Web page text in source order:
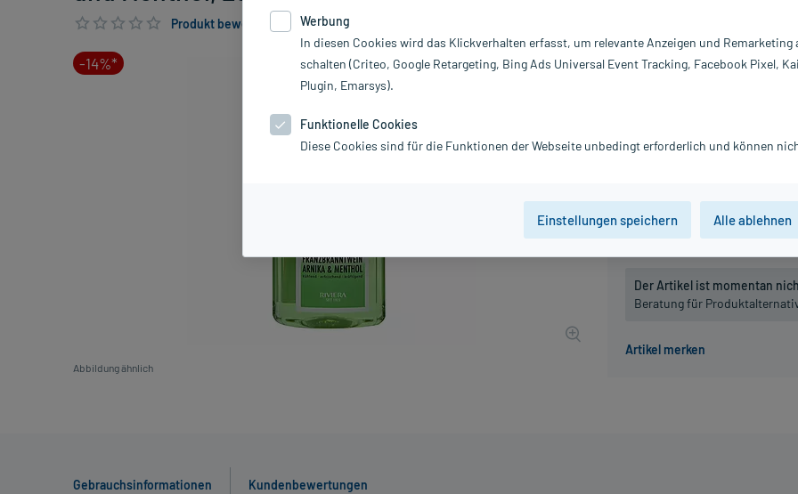
Produkt bewerten & PlusHerzen sichern
-14%*
Abbildung ähnlich
Grundpreis: 42,48 € / l
250 ml 500 ml
Der Artikel ist momentan
Beratung für
Hersteller:
Gebrauchsinformationen Kundenbewertungen
Werbung
In diesen Cookies wird das Klickverhalten erfasst, um relevante Anzeigen und Remarketing
schalten (Criteo, Google Retargeting, Bing Ads Universal Event Tracking, Facebook Pixel,
Plugin, Emarsys).
Funktionelle Cookies
Diese Cookies sind für die Funktionen der Webseite unbedingt erforderlich und können
Einstellungen speichern Alle ablehnen